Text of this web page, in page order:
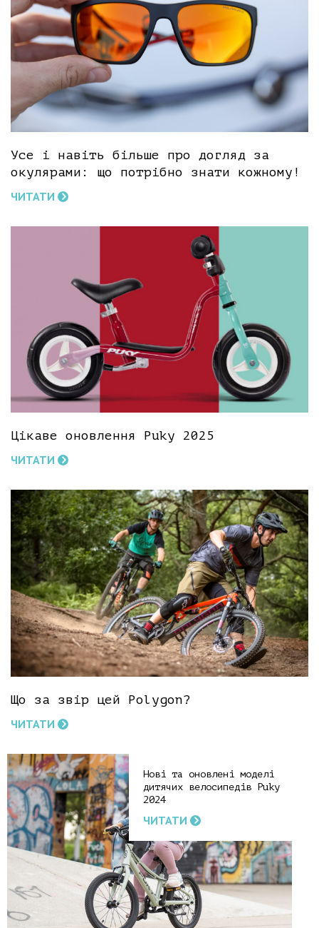
Усе і навіть більше про догляд за
окулярами: що потрібно знати кожному!
ЧИТАТИ
Цікаве оновлення Puky 2025
ЧИТАТИ
Що за звір цей Polygon?
ЧИТАТИ
Нові та оновлені моделі
дитячих велосипедів Puky
2024
ЧИТАТИ